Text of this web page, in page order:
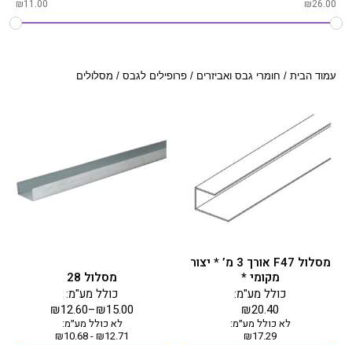
₪11.00 ₪26.00
עמוד הבית / חומרי גבס ואביזרים / פרופילים לגבס / מסלולים
מסלול F47 אורך 3 מ’ * יצור
מקומי *
₪20.40
כולל מע"מ:
לא כולל מע״מ:
₪17.29
מסלול 28
₪12.60–₪15.00
כולל מע"מ:
לא כולל מע״מ:
₪12.71
-
₪10.68
סוגים.
ניתן